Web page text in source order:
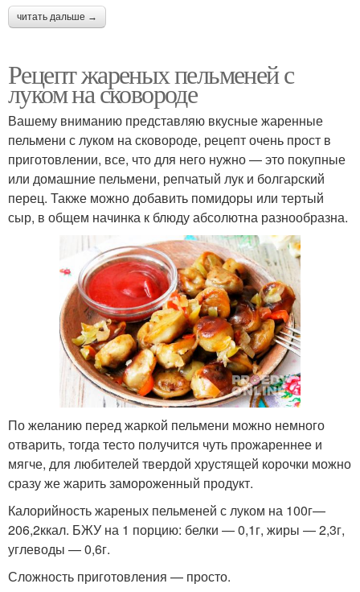
читать дальше →
Рецепт жареных пельменей с
луком на сковороде
Вашему вниманию представляю вкусные жаренные
пельмени с луком на сковороде, рецепт очень прост в
приготовлении, все, что для него нужно — это покупные
или домашние пельмени, репчатый лук и болгарский
перец. Также можно добавить помидоры или тертый
сыр, в общем начинка к блюду абсолютна разнообразна.
По желанию перед жаркой пельмени можно немного
отварить, тогда тесто получится чуть прожареннее и
мягче, для любителей твердой хрустящей корочки можно
сразу же жарить замороженный продукт.
Калорийность жареных пельменей с луком на 100г—
206,2ккал. БЖУ на 1 порцию: белки — 0,1г, жиры — 2,3г,
углеводы — 0,6г.
Сложность приготовления — просто.